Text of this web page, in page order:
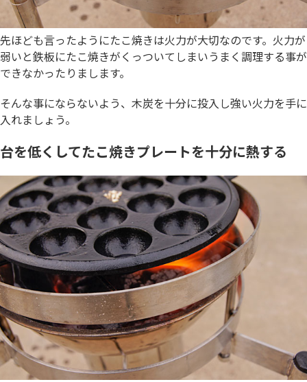
先ほども言ったようにたこ焼きは火力が大切なのです。火力が
弱いと鉄板にたこ焼きがくっついてしまいうまく調理する事が
できなかったりまします。
そんな事にならないよう、木炭を十分に投入し強い火力を手に
入れましょう。
台を低くしてたこ焼きプレートを十分に熱する